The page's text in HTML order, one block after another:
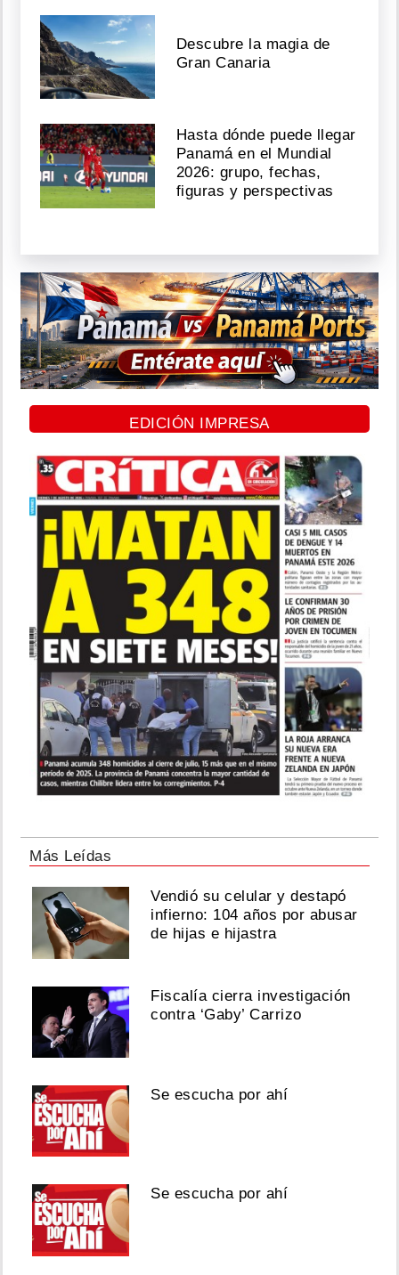
Descubre la magia de
Gran Canaria
Hasta dónde puede llegar
Panamá en el Mundial
2026: grupo, fechas,
figuras y perspectivas
EDICIÓN IMPRESA
Más Leídas
Vendió su celular y destapó
infierno: 104 años por abusar
de hijas e hijastra
Fiscalía cierra investigación
contra ‘Gaby’ Carrizo
Se escucha por ahí
Se escucha por ahí